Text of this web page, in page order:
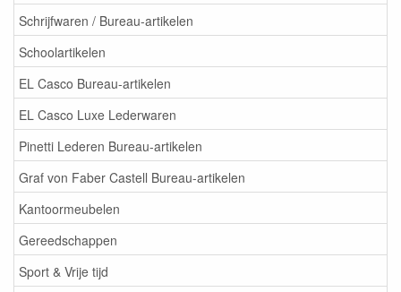
Schrijfwaren / Bureau-artikelen
Schoolartikelen
EL Casco Bureau-artikelen
EL Casco Luxe Lederwaren
Pinetti Lederen Bureau-artikelen
Graf von Faber Castell Bureau-artikelen
Kantoormeubelen
Gereedschappen
Sport & Vrije tijd